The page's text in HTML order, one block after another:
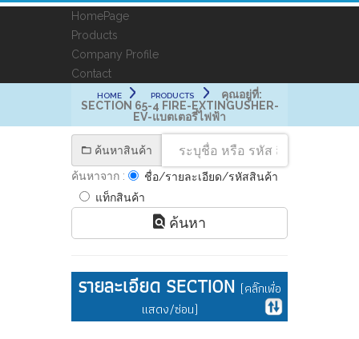
HomePage
Products
Company Profile
Contact
HOME PRODUCTS
คุณอยู่ที่:
SECTION 65-4 FIRE-EXTINGUSHER-
EV-แบตเตอรี่ไฟฟ้า
ค้นหาสินค้า
ค้นหาจาก :
ชื่อ/รายละเอียด/รหัสสินค้า
แท็กสินค้า
ค้นหา
รายละเอียด SECTION (คลิ๊กเพื่อ
แสดง/ซ่อน)